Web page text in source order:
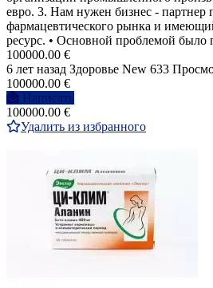
евро. 3. Нам нужен бизнес -
фармацевтического рынка и
ресурс. • Основной проблемой было
100000.00 €
6 лет назад Здоровье New 633
100000.00 €
Написать
100000.00 €
Удалить из избранного